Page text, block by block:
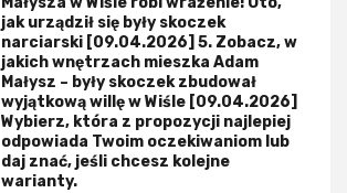
jak urządził się były skoczek
narciarski [09.04.2026] 5. Zobacz, w
jakich wnętrzach mieszka Adam
Małysz – były skoczek zbudował
wyjątkową willę w Wiśle [09.04.2026]
Wybierz, która z propozycji najlepiej
odpowiada Twoim oczekiwaniom lub
daj znać, jeśli chcesz kolejne
warianty.